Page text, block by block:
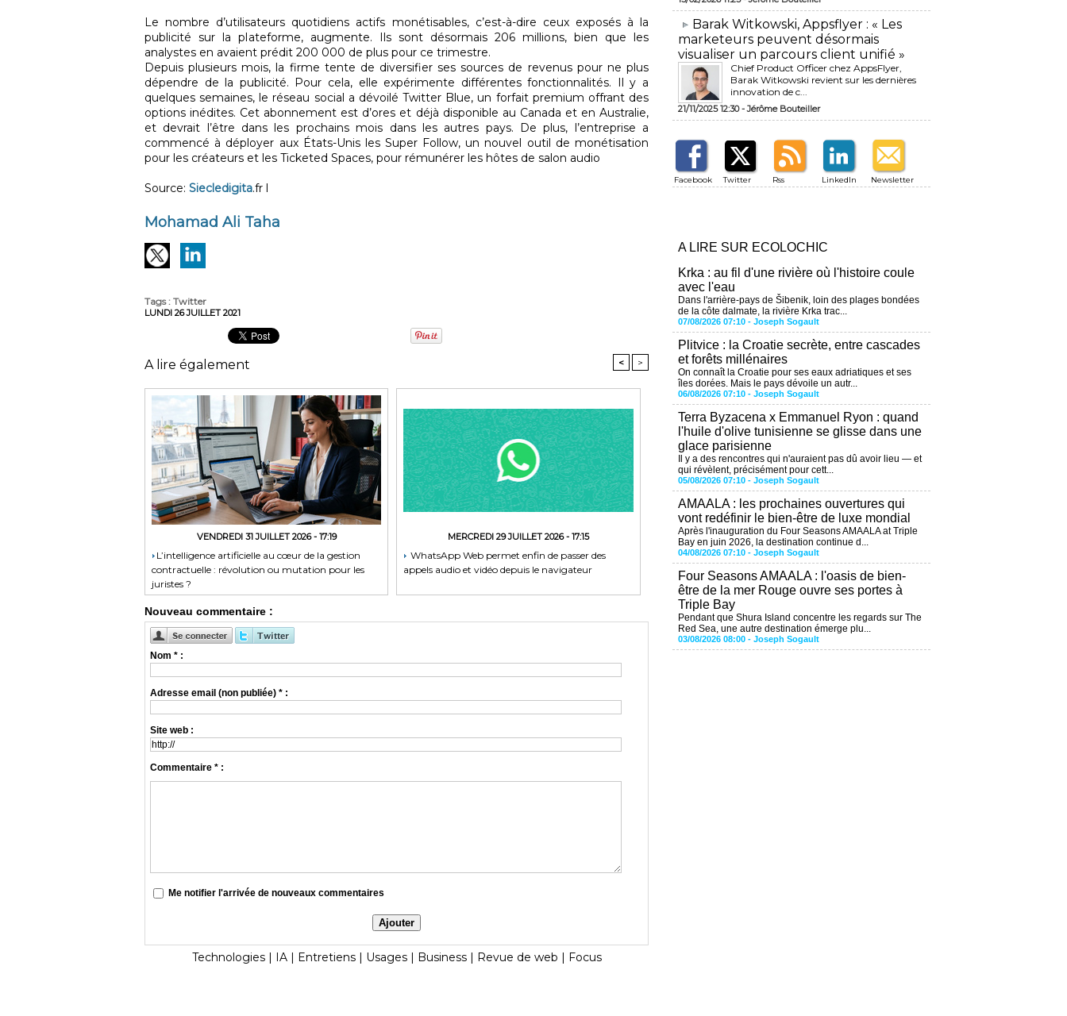
Le nombre d’utilisateurs quotidiens actifs monétisables, c’est-à-dire ceux exposés à la
publicité sur la plateforme, augmente. Ils sont désormais 206 millions, bien que les
analystes en avaient prédit 200 000 de plus pour ce trimestre.
Depuis plusieurs mois, la firme tente de diversifier ses sources de revenus pour ne plus
dépendre de la publicité. Pour cela, elle expérimente différentes fonctionnalités. Il y a
quelques semaines, le réseau social a dévoilé Twitter Blue, un forfait premium offrant des
options inédites. Cet abonnement est d’ores et déjà disponible au Canada et en Australie,
et devrait l’être dans les prochains mois dans les autres pays. De plus, l’entreprise a
commencé à déployer aux États-Unis les Super Follow, un nouvel outil de monétisation
pour les créateurs et les Ticketed Spaces, pour rémunérer les hôtes de salon audio
Source: Siecledigita.fr l
Mohamad Ali Taha
Tags: Twitter
LUNDI 26 JUILLET 2021
A lire également < >
VENDREDI 31 JUILLET 2026 - 17:19
​L’intelligence artificielle au cœur de la gestion
contractuelle : révolution ou mutation pour les
juristes ?
MERCREDI 29 JUILLET 2026 - 17:15
WhatsApp Web permet enfin de passer des
appels audio et vidéo depuis le navigateur
Nouveau commentaire :
Nom * :
Adresse email (non publiée) * :
Site web :
Commentaire * :
Me notifier l'arrivée de nouveaux commentaires
Technologies | IA | Entretiens | Usages | Business | Revue de web | Focus
​Barak Witkowski, Appsflyer : « Les
marketeurs peuvent désormais
visualiser un parcours client unifié »
Chief Product Officer chez AppsFlyer, ​
Barak Witkowski revient sur les dernières
innovation de c...
21/11/2025 12:30 -Jérôme Bouteiller
Facebook Twitter Rss LinkedIn Newsletter
A LIRE SUR ECOLOCHIC
Krka : au fil d'une rivière où l'histoire coule
avec l'eau
Dans l'arrière-pays de Šibenik, loin des plages bondées
de la côte dalmate, la rivière Krka trac...
07/08/2026 07:10 - Joseph Sogault
Plitvice : la Croatie secrète, entre cascades
et forêts millénaires
On connaît la Croatie pour ses eaux adriatiques et ses
îles dorées. Mais le pays dévoile un autr...
06/08/2026 07:10 - Joseph Sogault
Terra Byzacena x Emmanuel Ryon : quand
l'huile d'olive tunisienne se glisse dans une
glace parisienne
Il y a des rencontres qui n'auraient pas dû avoir lieu — et
qui révèlent, précisément pour cett...
05/08/2026 07:10 - Joseph Sogault
AMAALA : les prochaines ouvertures qui
vont redéfinir le bien-être de luxe mondial
Après l'inauguration du Four Seasons AMAALA at Triple
Bay en juin 2026, la destination continue d...
04/08/2026 07:10 - Joseph Sogault
Four Seasons AMAALA : l'oasis de bien-
être de la mer Rouge ouvre ses portes à
Triple Bay
Pendant que Shura Island concentre les regards sur The
Red Sea, une autre destination émerge plu...
03/08/2026 08:00 - Joseph Sogault